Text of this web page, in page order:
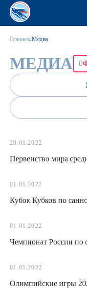
Главная Медиа
МЕДИА
29.01.2022
Первенство мира
01.01.2022
Кубок Кубков по
01.01.2022
Чемпионат России по
01.01.2022
Олимпийские игры